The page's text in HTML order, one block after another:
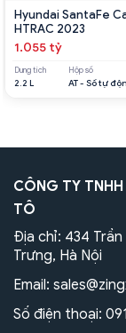
Hyundai SantaFe
HTRAC 2023
1.055 tỷ
Dung tích
2.2 L
Hộp số
AT - Số tự
CÔNG TY
TÔ
Địa chỉ: 434 Trần
Trưng, Hà Nội
Email:
Số điện thoại: